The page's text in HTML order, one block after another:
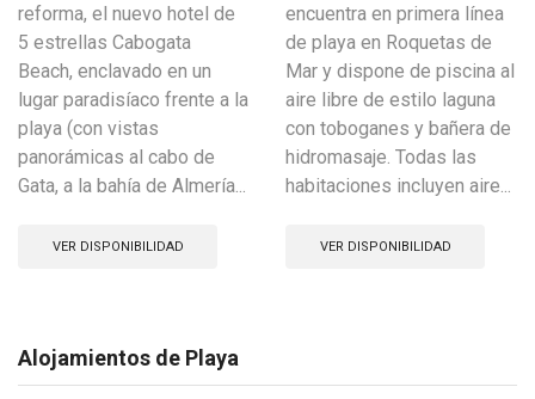
reforma, el nuevo hotel de
5 estrellas Cabogata
Beach, enclavado en un
lugar paradisíaco frente a la
playa (con vistas
panorámicas al cabo de
Gata, a la bahía de Almería...
VER DISPONIBILIDAD
encuentra en primera línea
de playa en Roquetas de
Mar y dispone de piscina al
aire libre de estilo laguna
con toboganes y bañera de
hidromasaje. Todas las
habitaciones incluyen aire...
VER DISPONIBILIDAD
Alojamientos de Playa